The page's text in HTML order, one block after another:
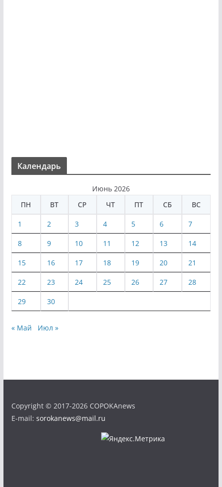
Календарь
Июнь 2026
ПН
ВТ СР ЧТ ПТ СБ ВС
1 2 3 4 5 6 7
8 9 10 11 12 13 14
15 16 17 18 19 20 21
22 23 24 25 26 27 28
29 30
« Май Июл »
Copyright © 2017-2026 COPOKAnews
E-mail: sorokanews@mail.ru